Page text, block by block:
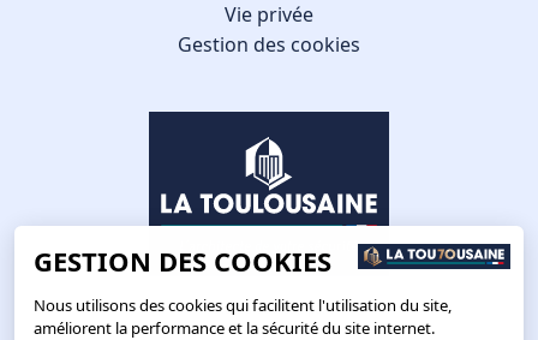
Vie privée
Gestion des cookies
GESTION DES COOKIES
Nous utilisons des cookies qui facilitent l'utilisation du site,
améliorent la performance et la sécurité du site internet.